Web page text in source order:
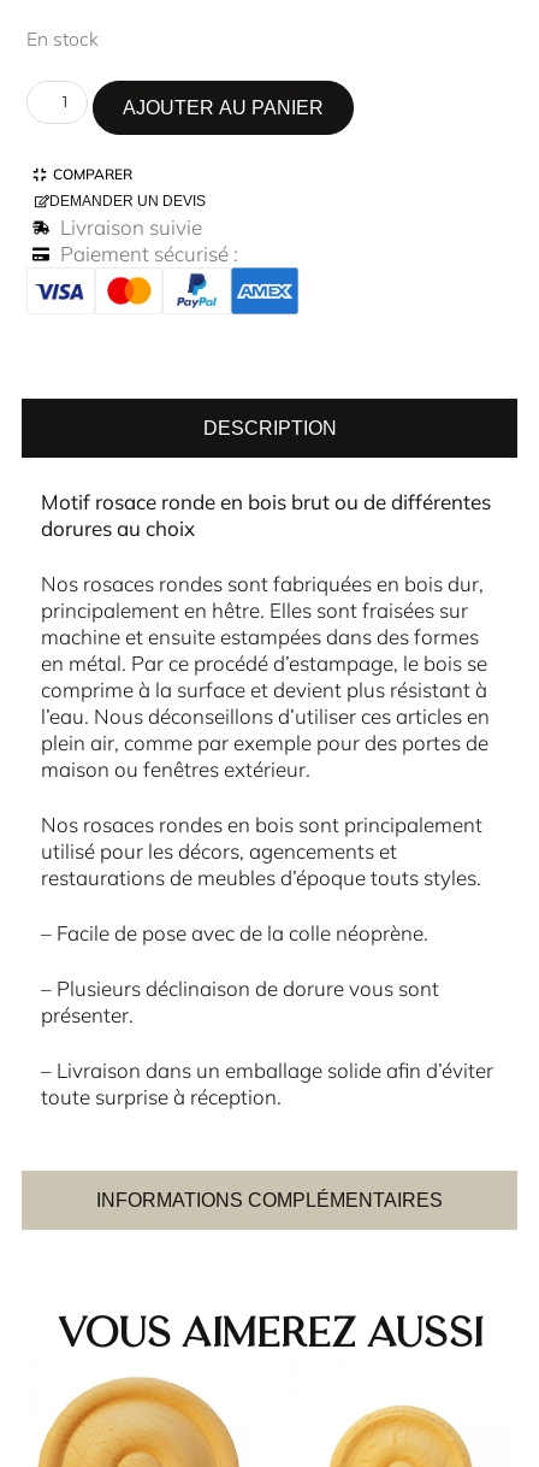
En stock
AJOUTER AU PANIER
COMPARER
DEMANDER UN DEVIS
Livraison suivie
Paiement sécurisé :
DESCRIPTION
INFORMATIONS COMPLÉMENTAIRES
Motif rosace ronde en bois brut ou de différentes
dorures au choix
Nos rosaces rondes sont fabriquées en bois dur,
principalement en hêtre. Elles sont fraisées sur
machine et ensuite estampées dans des formes
en métal. Par ce procédé d’estampage, le bois se
comprime à la surface et devient plus résistant à
l’eau. Nous déconseillons d’utiliser ces articles en
plein air, comme par exemple pour des portes de
maison ou fenêtres extérieur.
Nos rosaces rondes en bois sont principalement
utilisé pour les décors, agencements et
restaurations de meubles d’époque touts styles.
– Facile de pose avec de la colle néoprène.
– Plusieurs déclinaison de dorure vous sont
présenter.
– Livraison dans un emballage solide afin d’éviter
toute surprise à réception.
Vous aimerez aussi